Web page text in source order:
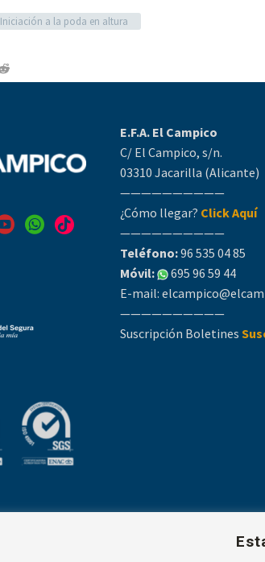
Iniciación a la poda en altura
E.F.A. El Campico
C/ El Campico, s/n.
03310 Jacarilla (Alicante)
——————————
¿Cómo llegar? Click Aquí
——————————
Teléfono:96 535 04 85
Móvil:
695 96 59 44
E-mail:
——————————
Suscripción Boletines